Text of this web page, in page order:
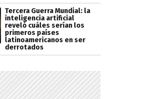
Tercera Guerra Mundial: la
inteligencia artificial
reveló cuáles serían los
primeros países
latinoamericanos en ser
derrotados